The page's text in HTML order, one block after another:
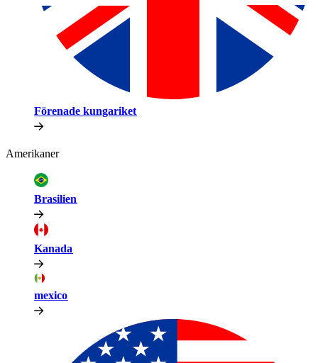
Förenade kungariket​​
Amerikaner​​
Brasilien​​
Kanada​​
mexico​​